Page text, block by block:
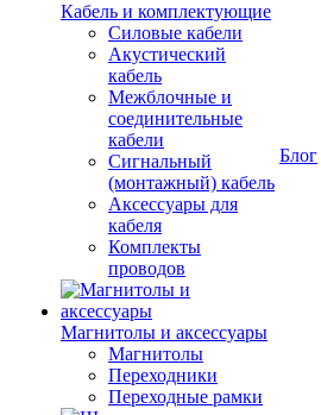
Кабель и комплектующие
Силовые кабели
Акустический
кабель
Межблочные и
соединительные
кабели
Сигнальный
(монтажный) кабель
Аксессуары для
кабеля
Комплекты
проводов
Магнитолы и аксессуары
Магнитолы
Переходники
Переходные рамки
Блог